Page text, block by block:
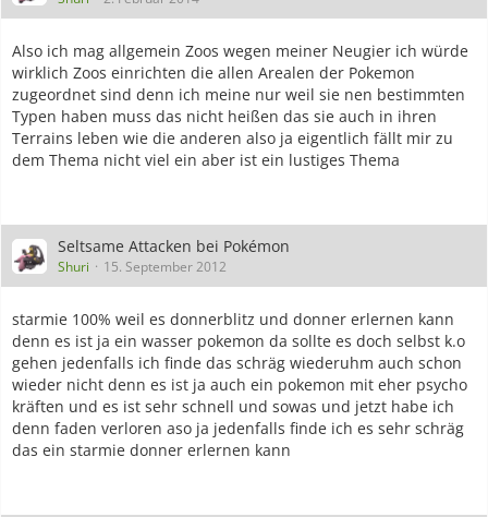
Also ich mag allgemein Zoos wegen meiner Neugier ich würde
wirklich Zoos einrichten die allen Arealen der Pokemon
zugeordnet sind denn ich meine nur weil sie nen bestimmten
Typen haben muss das nicht heißen das sie auch in ihren
Terrains leben wie die anderen also ja eigentlich fällt mir zu
dem Thema nicht viel ein aber ist ein lustiges Thema
Seltsame Attacken bei Pokémon
Shuri 15. September 2012
starmie 100% weil es donnerblitz und donner erlernen kann
denn es ist ja ein wasser pokemon da sollte es doch selbst k.o
gehen jedenfalls ich finde das schräg wiederuhm auch schon
wieder nicht denn es ist ja auch ein pokemon mit eher psycho
kräften und es ist sehr schnell und sowas und jetzt habe ich
denn faden verloren aso ja jedenfalls finde ich es sehr schräg
das ein starmie donner erlernen kann